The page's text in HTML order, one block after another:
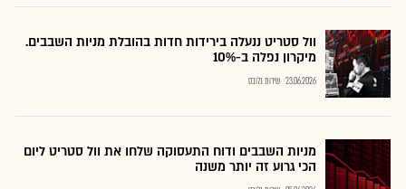
וול סטריט ננעלה בירידות חדות בהובלת מניות השבבים.
מיקרון נפלה ב-10%
23.06.2026 שירות גלובס
מניות השבבים ודוח התעסוקה שלחו את וול סטריט ליום
הכי גרוע זה יותר משנה